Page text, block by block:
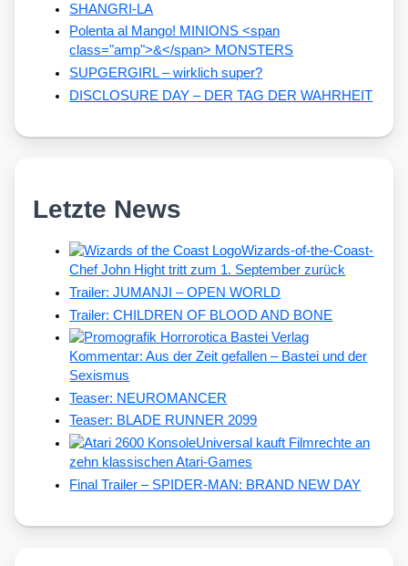
SHANGRI-LA
Polenta al Mango! MINIONS <span
class="amp">&</span> MONSTERS
SUPGERGIRL – wirklich super?
DISCLOSURE DAY – DER TAG DER WAHRHEIT
Letzte News
Wizards-of-the-Coast-
Chef John Hight tritt zum 1. September zurück
Trailer: JUMANJI – OPEN WORLD
Trailer: CHILDREN OF BLOOD AND BONE
Kommentar: Aus der Zeit gefallen – Bastei und der
Sexismus
Teaser: NEUROMANCER
Teaser: BLADE RUNNER 2099
Universal kauft Filmrechte an
zehn klassischen Atari-Games
Final Trailer – SPIDER-MAN: BRAND NEW DAY